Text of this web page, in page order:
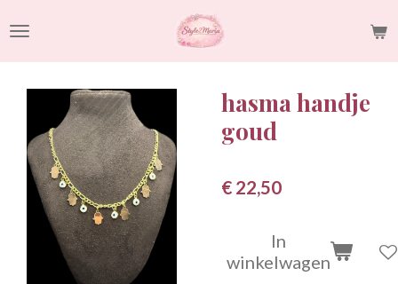
direct
naar
hoofdinhoud
hasma handje
goud
€ 22,50
In
winkelwagen